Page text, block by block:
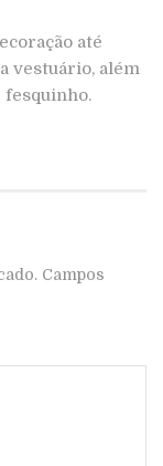
até
vestuário, além
Campos